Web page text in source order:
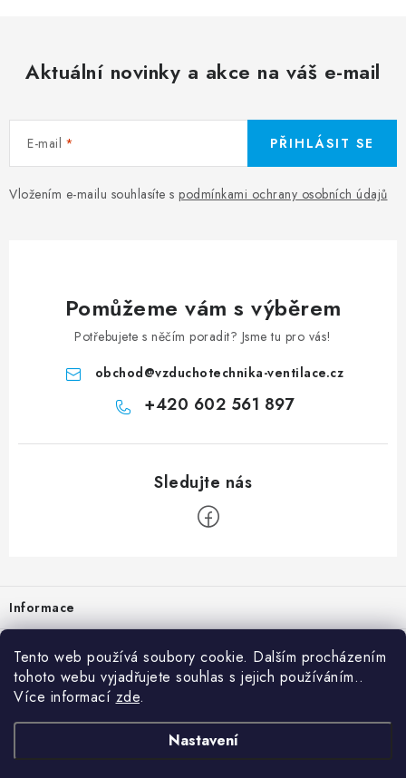
Tento web používá soubory cookie. Dalším procházením
tohoto webu vyjadřujete souhlas s jejich používáním..
Více informací zde.
Nastavení
Aktuální novinky a akce na váš e-mail
E-mail
Vložením e-mailu souhlasíte s podmínkami ochrany osobních údajů
PŘIHLÁSIT SE
Pomůžeme vám s výběrem
Potřebujete s něčím poradit? Jsme tu pro vás!
obchod@vzduchotechnika-ventilace.cz
+420 602 561 897
Informace
Prodejna
Rady a tipy